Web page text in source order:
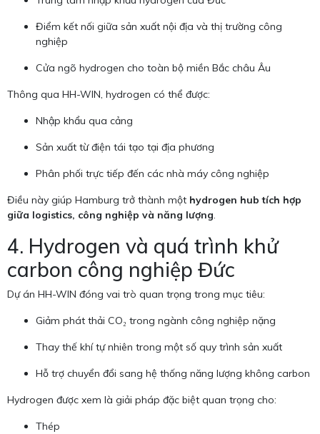
Điểm kết nối giữa sản xuất nội địa và thị trường công
nghiệp
Cửa ngõ hydrogen cho toàn bộ miền Bắc châu Âu
Thông qua HH-WIN, hydrogen có thể được:
Nhập khẩu qua cảng
Sản xuất từ điện tái tạo tại địa phương
Phân phối trực tiếp đến các nhà máy công nghiệp
Điều này giúp Hamburg trở thành một hydrogen hub tích hợp
giữa logistics, công nghiệp và năng lượng.
4. Hydrogen và quá trình khử
carbon công nghiệp Đức
Dự án HH-WIN đóng vai trò quan trọng trong mục tiêu:
Giảm phát thải CO₂ trong ngành công nghiệp nặng
Thay thế khí tự nhiên trong một số quy trình sản xuất
Hỗ trợ chuyển đổi sang hệ thống năng lượng không carbon
Hydrogen được xem là giải pháp đặc biệt quan trọng cho:
Thép